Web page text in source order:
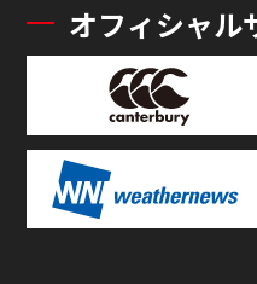
オフィシャル